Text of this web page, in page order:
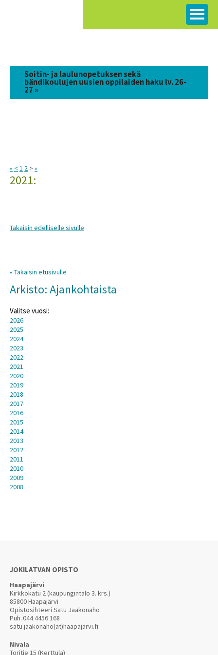
Soitin- ja laulunopetuksen sekä
bändikoulujen uusien oppilaiden haku lv. 26-
27 »
« < 1 2 > »
2021:
Takaisin edelliselle sivulle
« Takaisin etusivulle
Arkisto: Ajankohtaista
Valitse vuosi:
2026
2025
2024
2023
2022
2021
2020
2019
2018
2017
2016
2015
2014
2013
2012
2011
2010
2009
2008
JOKILATVAN OPISTO
Haapajärvi
Kirkkokatu 2 (kaupungintalo 3. krs.)
85800 Haapajärvi
Opistosihteeri Satu Jaakonaho
Puh.044 4456 168
satu.jaakonaho(at)haapajarvi.fi
Nivala
Toritie 15 (Kerttula)